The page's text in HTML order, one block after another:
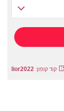
קוד קופון: lior2022